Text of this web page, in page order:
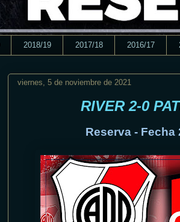
2018/19 2017/18 2016/17
viernes, 5 de noviembre de 2021
RIVER 2-0
Reserva - Fecha